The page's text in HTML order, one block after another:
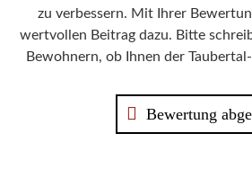
zu verbessern. Mit Ihrer
wertvollen Beitrag dazu. Bitte
Bewohnern, ob Ihnen der
Bewertung